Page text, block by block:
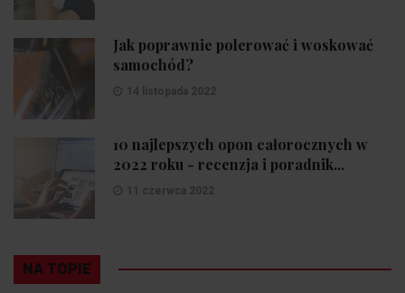
Jak poprawnie polerować i woskować
samochód?
14 listopada 2022
10 najlepszych opon całorocznych w
2022 roku - recenzja i poradnik...
11 czerwca 2022
NA TOPIE